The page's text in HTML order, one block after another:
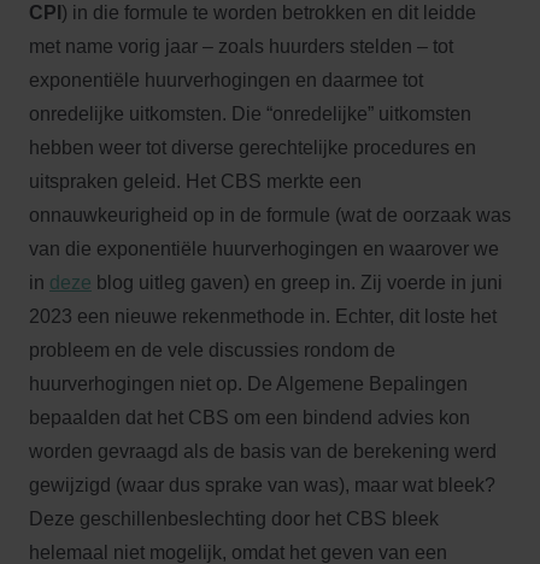
CPI ) in die formule te worden betrokken en dit leidde
met name vorig jaar – zoals huurders stelden – tot
exponentiële huurverhogingen en daarmee tot
onredelijke uitkomsten. Die “onredelijke” uitkomsten
hebben weer tot diverse gerechtelijke procedures en
uitspraken geleid. Het CBS merkte een
onnauwkeurigheid op in de formule (wat de oorzaak was
van die exponentiële huurverhogingen en waarover we
in deze blog uitleg gaven) en greep in. Zij voerde in juni
2023 een nieuwe rekenmethode in. Echter, dit loste het
probleem en de vele discussies rondom de
huurverhogingen niet op. De Algemene Bepalingen
bepaalden dat het CBS om een bindend advies kon
worden gevraagd als de basis van de berekening werd
gewijzigd (waar dus sprake van was), maar wat bleek?
Deze geschillenbeslechting door het CBS bleek
helemaal niet mogelijk, omdat het geven van een